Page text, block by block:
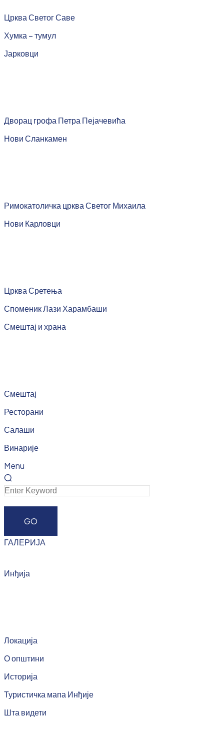
Црква Светог Саве
Хумка – тумул
Јарковци
Дворац грофа Петра Пејачевића
Нови Сланкамен
Римокатоличка црква Светог Михаила
Нови Карловци
Црква Сретења
Споменик Лази Харамбаши
Смештај и храна
Смештај
Ресторани
Салаши
Винарије
Menu
ГАЛЕРИЈА
Инђија
Локација
О општини
Историја
Туристичка мапа Инђије
Шта видети